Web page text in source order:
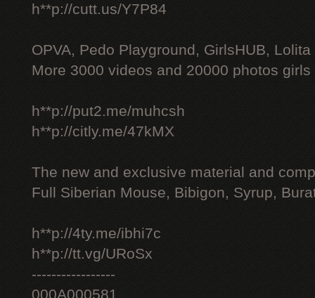
h**p://cutt.us/Y7P84
OPVA, Pedo Playground, GirlsHUB, Lolita
More 3000 videos and 20000 photos
h**p://put2.me/muhcsh
h**p://citly.me/47kMX
The new and exclusive material and
Full Siberian Mouse, Bibigon, Syrup,
h**p://4ty.me/ibhi7c
h**p://tt.vg/URoSx
-----------------
000A000581